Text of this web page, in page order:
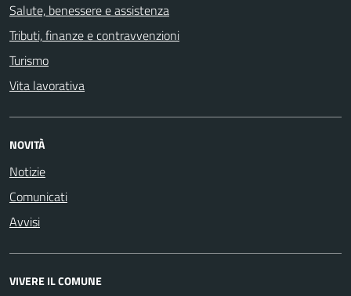
Salute, benessere e assistenza
Tributi, finanze e contravvenzioni
Turismo
Vita lavorativa
NOVITÀ
Notizie
Comunicati
Avvisi
VIVERE IL COMUNE